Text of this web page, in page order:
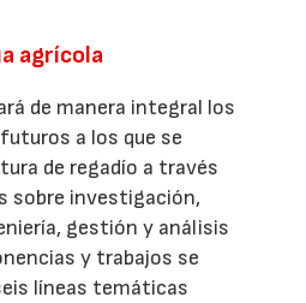
agrícola
de manera integral los
a los que se
de regadío a través
sobre investigación,
gestión y análisis
y trabajos se
líneas temáticas